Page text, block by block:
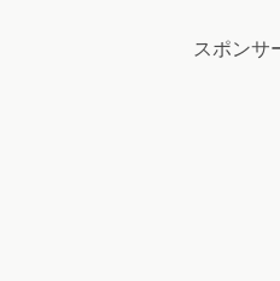
スポンサ